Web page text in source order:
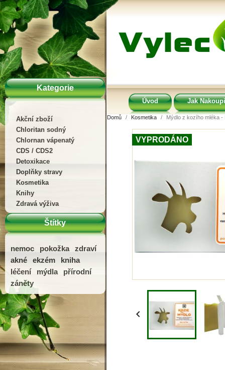
Kategorie
Akční zboží
Chloritan sodný
Chlornan vápenatý
CDS / CDS2
Detoxikace
Doplňky stravy
Kosmetika
Knihy
Zdravá výživa
Štítky
nemoc pokožka
zdraví
akné
ekzém
kniha
léčení
mýdla
přírodní
záněty
Úvod Jak
Domů Kosmetika Mýdlo z kozího mléka -
VYPRODÁNO
